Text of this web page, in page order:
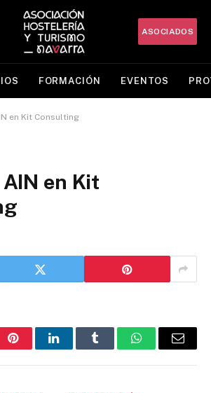
ASOCIADOS
FORMACIÓN EVENTOS
en Kit Consulting
en Kit
PinterestLinkedInTumblr WhatsAppEmail